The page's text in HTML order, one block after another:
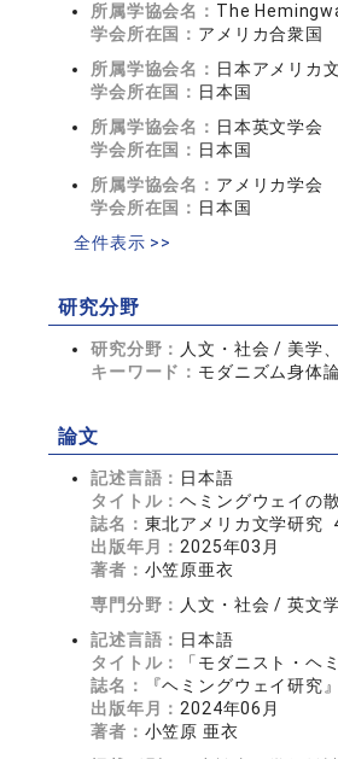
所属学協会名： The
学会所在国： アメリカ合衆国
所属学協会名： 日本アメリカ
学会所在国： 日本国
所属学協会名： 日本英文学会
学会所在国： 日本国
所属学協会名： アメリカ学会
学会所在国： 日本国
全件表示 >>
研究分野
研究分野： 人文・社会 / 美学
キーワード： モダニズム身体
論文
記述言語： 日本語
タイトル：ヘミングウェイの
誌名： 東北アメリカ文学研究
出版年月： 2025年03月
著者： 小笠原亜衣
専門分野： 人文・社会 / 英文
記述言語： 日本語
タイトル：
「モダニスト・ヘ
誌名：
『ヘミングウェイ研
出版年月： 2024年06月
著者： 小笠原 亜衣